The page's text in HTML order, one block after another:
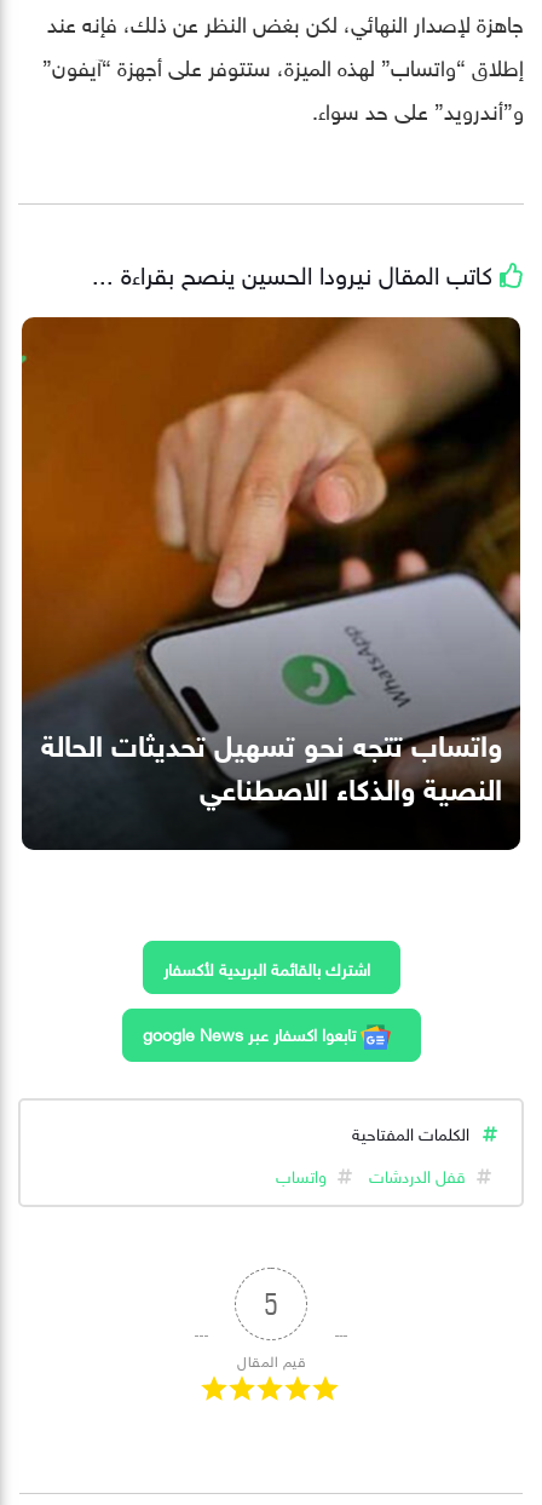
جاهزة لإصدار النهائي، لكن بغض النظر عن ذلك، فإنه عند
إطلاق “واتساب” لهذه الميزة، ستتوفر على أجهزة “آيفون”
و”أندرويد” على حد سواء.
كاتب المقال نيرودا الحسين ينصح بقراءة ...
واتساب تتجه نحو تسهيل تحديثات الحالة
النصية والذكاء الاصطناعي
اشترك بالقائمة البريدية لأكسفار
تابعوا اكسفار عبر google News
الكلمات المفتاحية
قفل الدردشات
واتساب
5
قيم المقال